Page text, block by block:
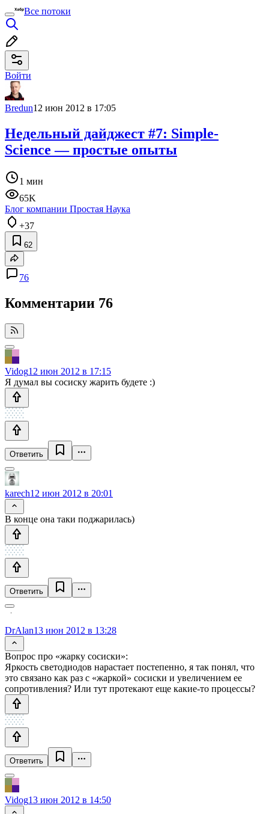
Все потоки
Войти
Bredun12 июн 2012 в 17:05
Недельный дайджест #7: Simple-
Science — простые опыты
1 мин
65K
Блог компании Простая Наука
+37
62
76
Комментарии 76
Vidog12 июн 2012 в 17:15
Я думал вы сосиску жарить будете :)
Ответить
karech12 июн 2012 в 20:01
В конце она таки поджарилась)
Ответить
DrAlan13 июн 2012 в 13:28
Вопрос про «жарку сосиски»:
Яркость светодиодов нарастает постепенно, я так понял, что
это связано как раз с «жаркой» сосиски и увеличением ее
сопротивления? Или тут протекают еще какие-то процессы?
Ответить
Vidog13 июн 2012 в 14:50